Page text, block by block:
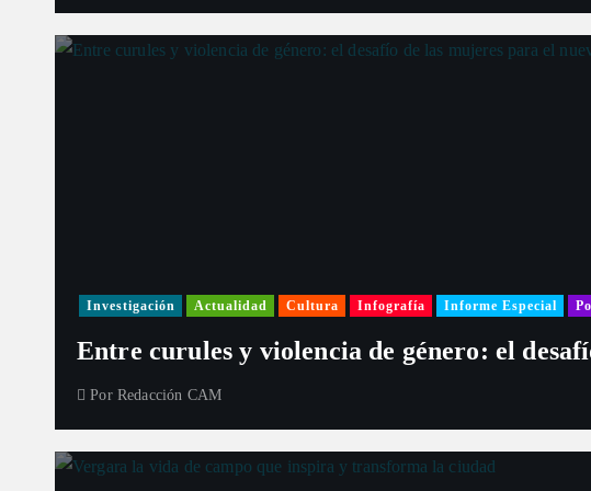
Investigación Actualidad Cultura Infografía Informe Especial
Entre curules y violencia de género: el
Por Redacción CAM